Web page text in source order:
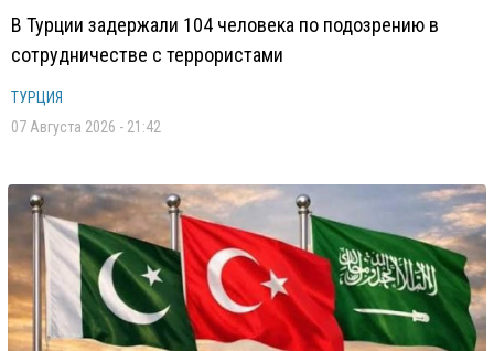
В Турции задержали 104 человека по подозрению в
сотрудничестве с террористами
ТУРЦИЯ
07 Августа 2026 - 21:42